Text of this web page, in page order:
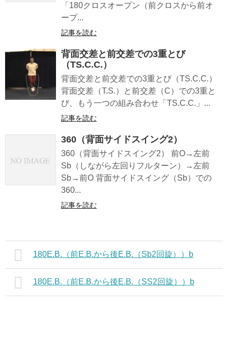
「180クロスオープン（前クロスから前オ
ープ...
記事を読む
背面交差と前交差での3重とび
（TS.C.C.）
背面交差と前交差での3重とび（TS.C.C.）
背面交差（T.S.）と前交差（C）での3重と
び、もう一つの組み合わせ「TS.C.C.」...
記事を読む
360（背面サイドスイング2）
360（背面サイドスイング2） 前O→左前
Sb（しながら左回りフルターン）→左前
Sb→前O 背面サイドスイング（Sb）での
360...
記事を読む
180E.B.（前E.B.から後E.B.（Sb2回旋））b
180E.B.（前E.B.から後E.B.（SS2回旋））b